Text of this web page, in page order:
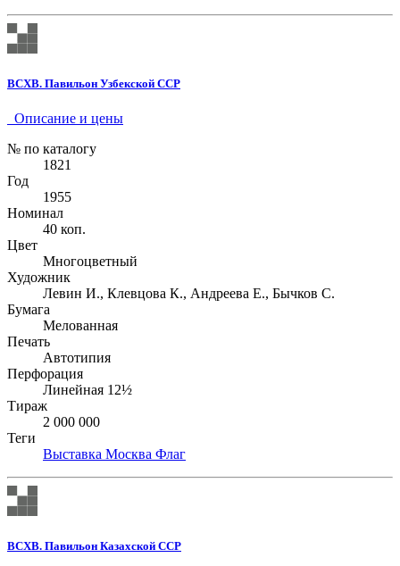
ВСХВ. Павильон Узбекской ССР
Описание и цены
№ по каталогу
1821
Год
1955
Номинал
40 коп.
Цвет
Многоцветный
Художник
Левин И., Клевцова К., Андреева Е., Бычков С.
Бумага
Мелованная
Печать
Автотипия
Перфорация
Линейная 12½
Тираж
2 000 000
Теги
Выставка Москва Флаг
ВСХВ. Павильон Казахской ССР